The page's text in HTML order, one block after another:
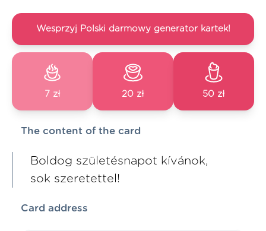
Wesprzyj Polski darmowy generator kartek!
7 zł 20 zł 50 zł
The content of the card
Boldog születésnapot kívánok,
sok szeretettel!
Card address